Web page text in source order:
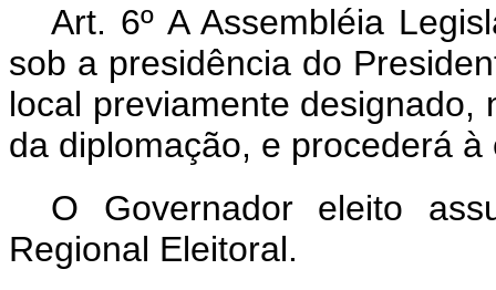
Art. 6º A Assembléia
sob a presidência do
local previamente
da diplomação, e procederá
O Governador eleito
Regional Eleitoral.